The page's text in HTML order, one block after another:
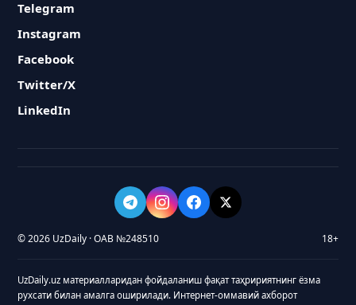
Telegram
Instagram
Facebook
Twitter/X
LinkedIn
© 2026 UzDaily · ОАВ №248510 18+
UzDaily.uz материалларидан фойдаланиш фақат таҳририятнинг ёзма
рухсати билан амалга оширилади. Интернет-оммавий ахборот